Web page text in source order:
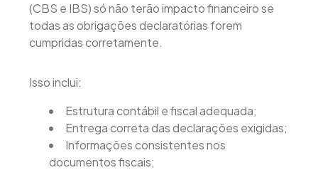
(CBS e IBS) só não terão impacto financeiro se
todas as obrigações declaratórias forem
cumpridas corretamente.
Isso inclui:
Estrutura contábil e fiscal adequada;
Entrega correta das declarações exigidas;
Informações consistentes nos
documentos fiscais;